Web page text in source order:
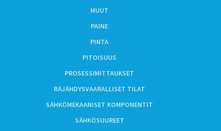
MUUT
PAINE
PINTA
PITOISUUS
PROSESSIMITTAUKSET
RÄJÄHDYSVAARALLISET TILAT
SÄHKÖMEKAANISET KOMPONENTIT
SÄHKÖSUUREET